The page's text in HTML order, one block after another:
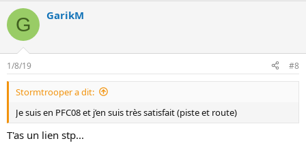
G GarikM
1/8/19 #8
Stormtrooper a dit:
Je suis en PFC08 et j’en suis très satisfait (piste et route)
T'as un lien stp...